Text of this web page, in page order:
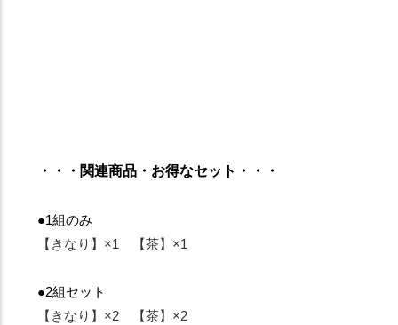
・・・関連商品・お得なセット・・・
●1組のみ
【きなり】×1
【茶】×1
●2組セット
【きなり】×2
【茶】×2